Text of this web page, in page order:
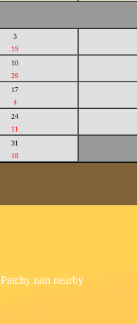
3
19
10
26
17
4
24
11
31
18
Patchy rain nearby